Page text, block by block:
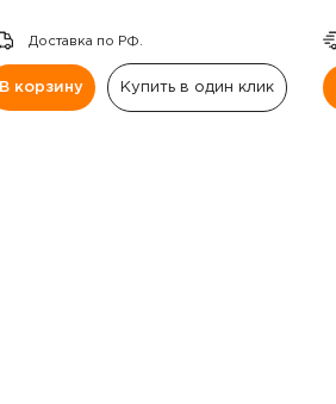
Доставка по РФ.
В корзину Купить в один клик